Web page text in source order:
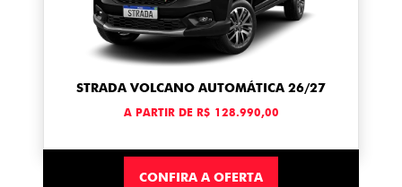
STRADA VOLCANO AUTOMÁTICA 26/27
A PARTIR DE R$ 128.990,00
CONFIRA A OFERTA